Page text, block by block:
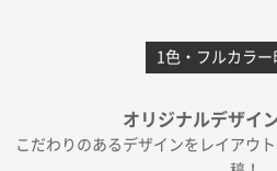
千葉県A社様
2026年06月19日 09:41
価格 大丈夫そうな会社に見
1色・フルカラー
オリジナルデザイ
こだわりのあるデザインをレイアウ